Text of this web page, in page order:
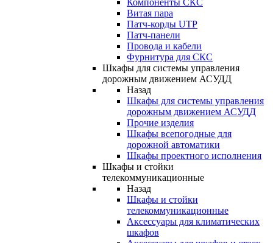
Компоненты СКС
Витая пара
Патч-корды UTP
Патч-панели
Провода и кабели
Фурнитура для СКС
Шкафы для системы управления
дорожным движением АСУДД
Назад
Шкафы для системы управления
дорожным движением АСУДД
Прочие изделия
Шкафы всепогодные для
дорожной автоматики
Шкафы проектного исполнения
Шкафы и стойки
телекоммуникационные
Назад
Шкафы и стойки
телекоммуникационные
Аксессуары для климатических
шкафов